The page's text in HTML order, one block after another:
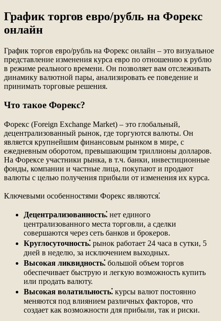
График торгов евро/рубль на Форекс
онлайн
График торгов евро/рубль на Форекс онлайн – это визуальное
представление изменения курса евро по отношению к рублю
в режиме реального времени. Он позволяет вам отслеживать
динамику валютной пары, анализировать ее поведение и
принимать торговые решения.
Что такое Форекс?
Форекс (Foreign Exchange Market) – это глобальный,
децентрализованный рынок, где торгуются валюты. Он
является крупнейшим финансовым рынком в мире, с
ежедневным оборотом, превышающим триллионы долларов.
На Форексе участники рынка, в т.ч. банки, инвестиционные
фонды, компании и частные лица, покупают и продают
валюты с целью получения прибыли от изменения их курса.
Ключевыми особенностями Форекс являются⁚
Децентрализованность⁚ нет единого
централизованного места торговли, а сделки
совершаются через сеть банков и брокеров.
Круглосуточность⁚ рынок работает 24 часа в сутки, 5
дней в неделю, за исключением выходных.
Высокая ликвидность⁚ большой объем торгов
обеспечивает быструю и легкую возможность купить
или продать валюту.
Высокая волатильность⁚ курсы валют постоянно
меняются под влиянием различных факторов, что
создает как возможности для прибыли, так и риски.